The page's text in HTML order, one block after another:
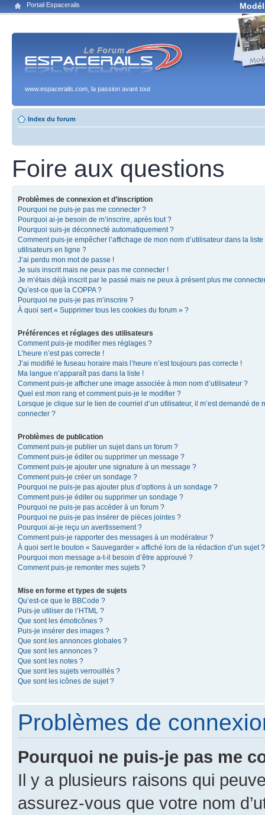
Portail Espacerails
www.espacerails.com, la passion avant tout
Index du forum
Foire aux questions
Problèmes de connexion et d’inscription
Pourquoi ne puis-je pas me connecter ?
Pourquoi ai-je besoin de m’inscrire, après tout ?
Pourquoi suis-je déconnecté automatiquement ?
Comment puis-je empêcher l’affichage de mon nom d’utilisateur dans la liste
utilisateurs en ligne ?
J’ai perdu mon mot de passe !
Je suis inscrit mais ne peux pas me connecter !
Je m’étais déjà inscrit par le passé mais ne peux à présent plus me
Qu’est-ce que la COPPA ?
Pourquoi ne puis-je pas m’inscrire ?
À quoi sert « Supprimer tous les cookies du forum » ?
Préférences et réglages des utilisateurs
Comment puis-je modifier mes réglages ?
L’heure n’est pas correcte !
J’ai modifié le fuseau horaire mais l’heure n’est toujours pas correcte !
Ma langue n’apparaît pas dans la liste !
Comment puis-je afficher une image associée à mon nom d’utilisateur ?
Quel est mon rang et comment puis-je le modifier ?
Lorsque je clique sur le lien de courriel d’un utilisateur, il m’est demandé de
connecter ?
Problèmes de publication
Comment puis-je publier un sujet dans un forum ?
Comment puis-je éditer ou supprimer un message ?
Comment puis-je ajouter une signature à un message ?
Comment puis-je créer un sondage ?
Pourquoi ne puis-je pas ajouter plus d’options à un sondage ?
Comment puis-je éditer ou supprimer un sondage ?
Pourquoi ne puis-je pas accéder à un forum ?
Pourquoi ne puis-je pas insérer de pièces jointes ?
Pourquoi ai-je reçu un avertissement ?
Comment puis-je rapporter des messages à un modérateur ?
À quoi sert le bouton « Sauvegarder » affiché lors de la rédaction d’un sujet ?
Pourquoi mon message a-t-il besoin d’être approuvé ?
Comment puis-je remonter mes sujets ?
Mise en forme et types de sujets
Qu’est-ce que le BBCode ?
Puis-je utiliser de l’HTML ?
Que sont les émoticônes ?
Puis-je insérer des images ?
Que sont les annonces globales ?
Que sont les annonces ?
Que sont les notes ?
Que sont les sujets verrouillés ?
Que sont les icônes de sujet ?
Problèmes de
Pourquoi ne puis-je pas me
Il y a plusieurs raisons qui
assurez-vous que votre nom